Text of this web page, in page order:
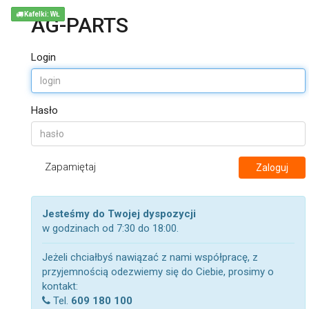
AG-PARTS
Login
Hasło
Zapamiętaj Zaloguj
Jesteśmy do Twojej dyspozycji
w godzinach od 7:30 do 18:00.
Jeżeli chciałbyś nawiązać z nami współpracę, z
przyjemnością odezwiemy się do Ciebie, prosimy o
kontakt:
Tel. 609 180 100
Kafelki: WŁ